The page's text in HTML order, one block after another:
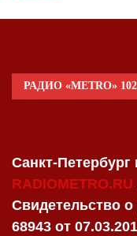
РАДИО «METRO»
Санкт-Петербург
RADIOMETRO.RU
Свидетельство
68943 от